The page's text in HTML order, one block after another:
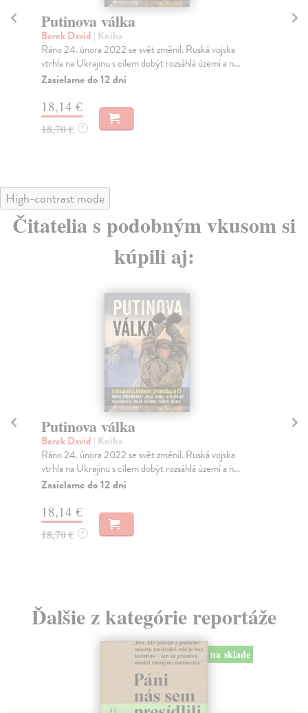
Putinova válka
Borek David | Kniha
Ráno 24. února 2022 se svět změnil. Ruská vojska
vtrhla na Ukrajinu s cílem dobýt rozsáhlá území a n...
Zasielame do 12 dní
18,14 €
18,70 € ?
High-contrast mode
Čitatelia s podobným vkusom si
kúpili aj:
Putinova válka
Borek David | Kniha
Ráno 24. února 2022 se svět změnil. Ruská vojska
vtrhla na Ukrajinu s cílem dobýt rozsáhlá území a n...
Zasielame do 12 dní
18,14 €
18,70 € ?
Ďalšie z kategórie reportáže
na sklade